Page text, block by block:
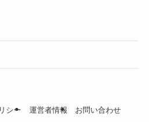
シー 運営者情報 お問い合わせ